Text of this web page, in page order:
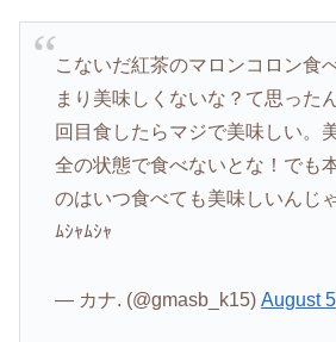
こないだ紅茶のマロンコロン食
まり美味しくないな？て思った
回目食したらマジで美味しい。
全の状態で食べないとな！でも
のはいつ食べても美味しいんじ
ﾑｼｬﾑｼｬ
— カナ. (@gmasb_k15) August